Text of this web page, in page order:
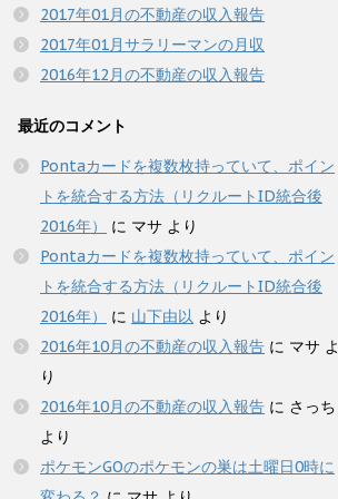
2017年01月の不動産の収入報告
2017年01月サラリーマンの月収
2016年12月の不動産の収入報告
最近のコメント
Pontaカードを複数枚持っていて、ポイン
トを統合する方法（リクルートID統合後
2016年）
に マサ より
Pontaカードを複数枚持っていて、ポイン
トを統合する方法（リクルートID統合後
2016年）
に 山下由以 より
2016年10月の不動産の収入報告 に マサ よ
り
2016年10月の不動産の収入報告 に さっち
より
ポケモンGOのポケモンの巣は土曜日0時に